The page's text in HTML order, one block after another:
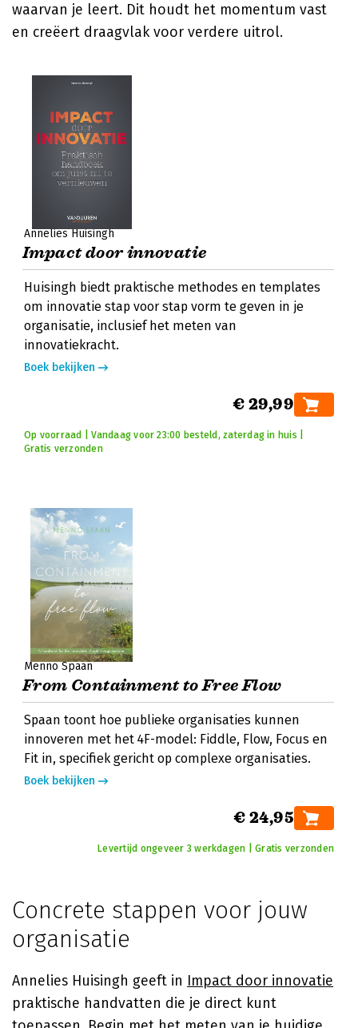
waarvan je leert. Dit houdt het momentum vast
en creëert draagvlak voor verdere uitrol.
Annelies Huisingh
Impact door innovatie
Huisingh biedt praktische methodes en templates
om innovatie stap voor stap vorm te geven in je
organisatie, inclusief het meten van
innovatiekracht.
Boek bekijken
€ 29,99
Op voorraad | Vandaag voor 23:00 besteld, zaterdag in huis |
Gratis verzonden
Menno Spaan
From Containment to Free Flow
Spaan toont hoe publieke organisaties kunnen
innoveren met het 4F-model: Fiddle, Flow, Focus en
Fit in, specifiek gericht op complexe organisaties.
Boek bekijken
€ 24,95
Levertijd ongeveer 3 werkdagen | Gratis verzonden
Concrete stappen voor jouw
organisatie
Annelies Huisingh geeft in Impact door innovatie
praktische handvatten die je direct kunt